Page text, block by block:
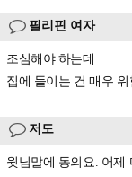
필리핀 여자
조심해야 하는데
집에 들이는 건 매우 위
저도
윗님말에 동의요. 어제